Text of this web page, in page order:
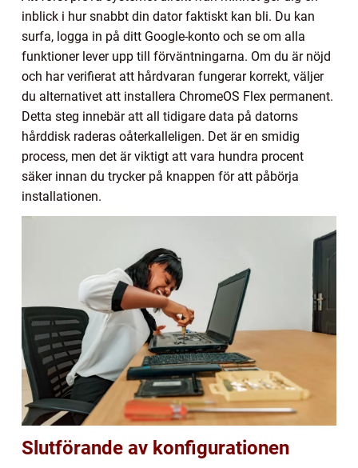
inblick i hur snabbt din dator faktiskt kan bli. Du kan
surfa, logga in på ditt Google-konto och se om alla
funktioner lever upp till förväntningarna. Om du är nöjd
och har verifierat att hårdvaran fungerar korrekt, väljer
du alternativet att installera ChromeOS Flex permanent.
Detta steg innebär att all tidigare data på datorns
hårddisk raderas oåterkalleligen. Det är en smidig
process, men det är viktigt att vara hundra procent
säker innan du trycker på knappen för att påbörja
installationen.
Slutförande av konfigurationen